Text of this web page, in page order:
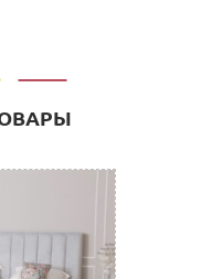
700 руб. Мы работаем
как: ПЭК, СДЭК,
транспортной
или любого этажа
400 руб., подъем без